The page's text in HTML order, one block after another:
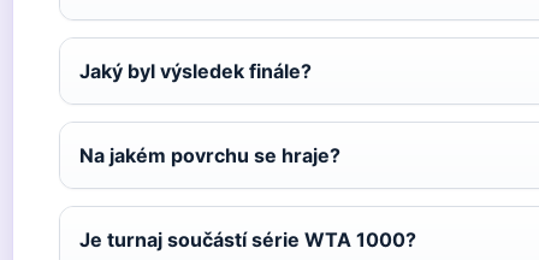
Jaký byl výsledek finále?
Na jakém povrchu se hraje?
Je turnaj součástí série WTA 1000?